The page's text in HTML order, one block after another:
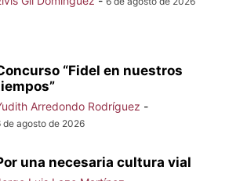
“Fidel en nuestros
Arredondo Rodríguez -
de agosto de 2026
una necesaria cultura vial